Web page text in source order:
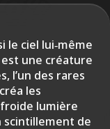
le ciel lui‑même
une créature
l’un des rares
les
lumière
scintillement de